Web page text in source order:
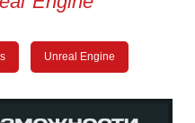
Unreal Engine